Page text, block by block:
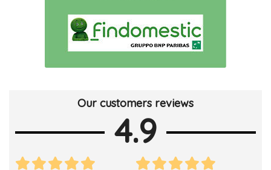
Our customers reviews
4.9